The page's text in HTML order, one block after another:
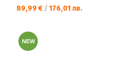
Текуща цена:
89,99 € / 176,01 лв.
NEW